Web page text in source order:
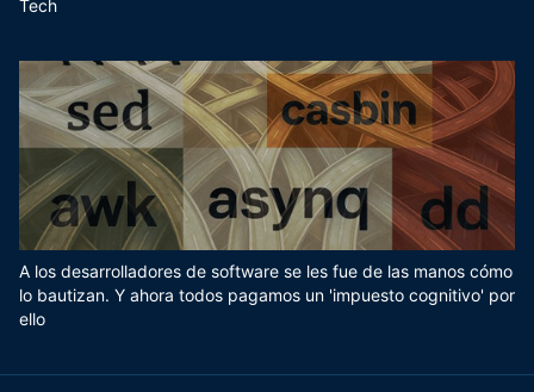
Tech
A los desarrolladores de software se les fue de las manos cómo
lo bautizan. Y ahora todos pagamos un 'impuesto cognitivo' por
ello